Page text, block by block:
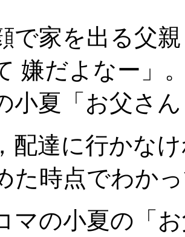
で家を出る父
嫌だよなー」
小夏「お父さ
配達に行かな
た時点でわか
マの小夏の「